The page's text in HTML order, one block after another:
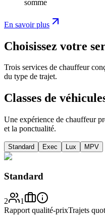
somme
En savoir plus
Choisissez votre
Trois services de chauffeur
du type de trajet.
Classes de
Une expérience de chauffeur
et la ponctualité.
Standard Exec Lux MPV
Standard
2
1
Rapport qualité-prixTrajets